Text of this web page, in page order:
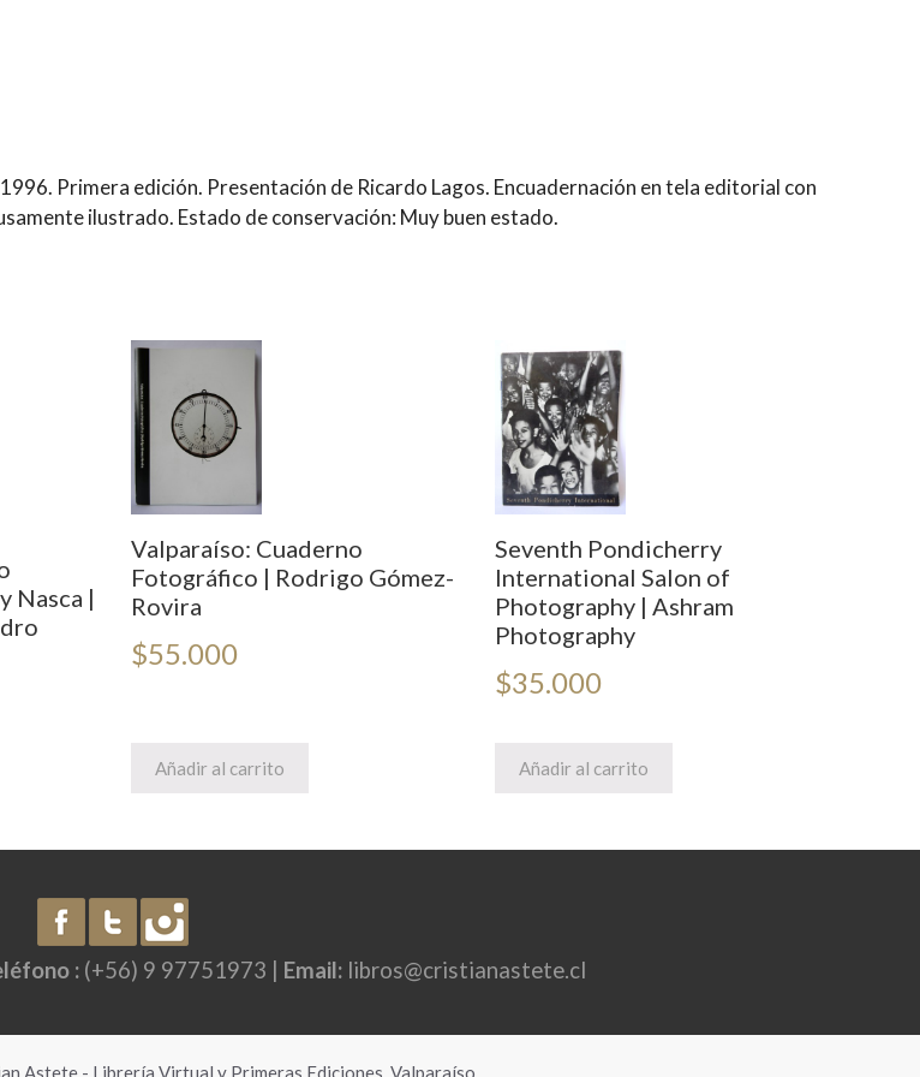
Primera edición. Presentación de Ricardo Lagos. Encuadernación en tela editorial con
ilustrado. Estado de conservación: Muy buen estado.
Nasca |
Valparaíso: Cuaderno
Fotográfico | Rodrigo Gómez-
Rovira
$55.000
Añadir al carrito
Seventh Pondicherry
International Salon of
Photography | Ashram
Photography
$35.000
Añadir al carrito
:(+56) 9 97751973 | Email:libros@cristianastete.cl